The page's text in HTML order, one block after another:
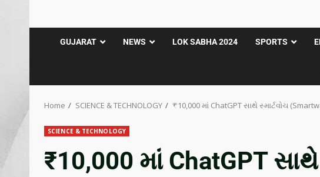
GUJARAT NEWS LOK SABHA 2024 SPORTS
Home SCIENCE & TECHNOLOGY ₹10,000 માં ChatGPT સાથે સ્માર્ટવોચ
SCIENCE & TECHNOLOGY
₹10,000 માં ChatGPT સાથે